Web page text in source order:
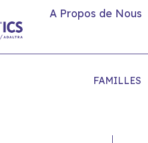
A Propos de Nous
FAMILLES